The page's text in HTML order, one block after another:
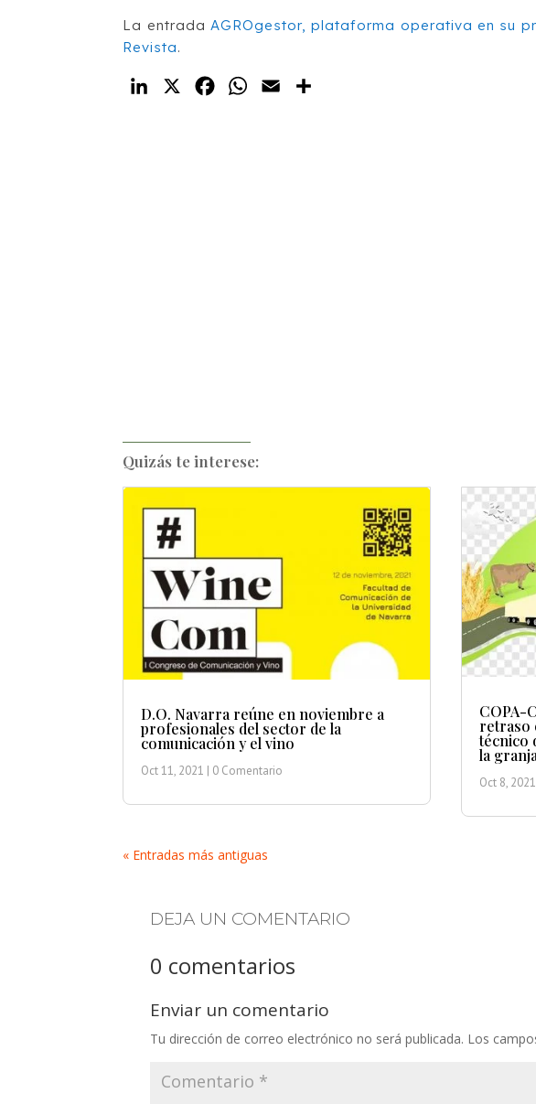
La entradaAGROgestor, plataforma operativa en su
Revista.
LinkedIn
X FacebookWhatsApp
Email
Quizás te interese:
D.O. Navarra reúne en noviembre a
profesionales del sector de la
comunicación y el vino
Oct 11, 2021 | 0 Comentario
COPA-
retraso
técnico
la
Oct 8, 2021
« Entradas más antiguas
DEJA UN COMENTARIO
0 comentarios
Enviar un comentario
Tu dirección de correo electrónico no será publicada. Los